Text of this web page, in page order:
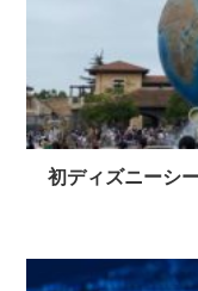
初ディズニーシ